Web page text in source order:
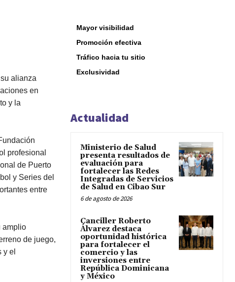
alianza
en
y la
profesional
de Puerto
y Series del
entre
amplio
de juego,
y el
Mayor visibilidad
Promoción efectiva
Tráfico hacia tu sitio
Exclusividad
Actualidad
Ministerio de Salud
presenta resultados de
evaluación para
fortalecer las Redes
Integradas de Servicios
de Salud en Cibao Sur
6 de agosto de 2026
Canciller Roberto
Álvarez destaca
oportunidad histórica
para fortalecer el
comercio y las
inversiones entre
República Dominicana
y México